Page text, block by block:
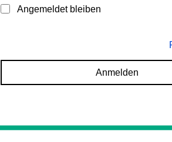
Angemeldet bleiben
Anmelden